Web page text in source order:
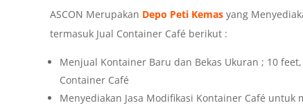
ASCON Merupakan Depo Peti Kemasyang
termasuk Jual Container Café berikut :
Menjual Kontainer Baru dan Bekas Ukuran ; 10
Container Café
Menyediakan Jasa Modifikasi Kontainer Café